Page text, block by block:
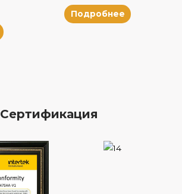
Подробнее
Сертификация